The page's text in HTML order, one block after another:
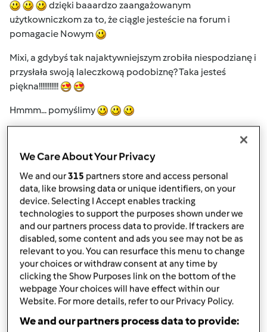
dzięki baaardzo zaangażowanym
użytkowniczkom za to, że ciągle jesteście na forum i
pomagacie Nowym
Mixi, a gdybyś tak najaktywniejszym zrobiła niespodzianę i
przysłała swoją laleczkową podobiznę? Taka jesteś
piękna!!!!!!!!!!!
Hmmm... pomyślimy
Zalogujlub zarejestruj się aby dodawać
komentarze
gabi49 Dołączył : 29.04.2011
pon., 08/27/2012 - 07:26
We Care About Your Privacy
We and our315 partners store and access personal
data, like browsing data or unique identifiers, on your
device. Selecting I Accept enables tracking
technologies to support the purposes shown under we
and our partners process data to provide. If trackers are
disabled, some content and ads you see may not be as
relevant to you. You can resurface this menu to change
your choices or withdraw consent at any time by
clicking the Show Purposes link on the bottom of the
webpage .Your choices will have effect within our
Website. For more details, refer to our Privacy Policy.
We and our partners process data to provide: